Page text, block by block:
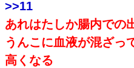
>>11
あれはたしか腸内での
うんこに血液が混ざっ
高くなる